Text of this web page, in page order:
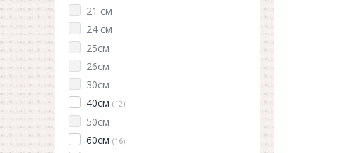
21 см
24 см
25см
26см
30см
40см (12)
50см
60см (16)